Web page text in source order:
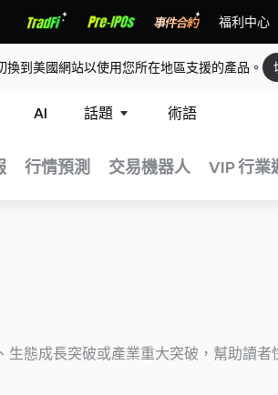
福利中心
到美國網站以使用您所在地區支援的產品。
AI 話題 術語
行情預測 交易機器人 VIP 行業
態成長突破或產業重大突破，幫助讀者